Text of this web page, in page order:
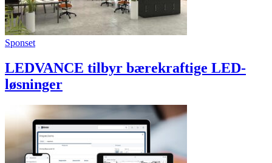
Sponset
LEDVANCE tilbyr bærekraftige LED-
løsninger